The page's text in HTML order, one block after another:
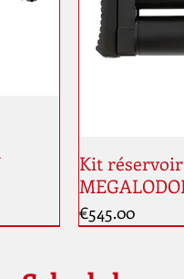
Kit
Price
€545.00